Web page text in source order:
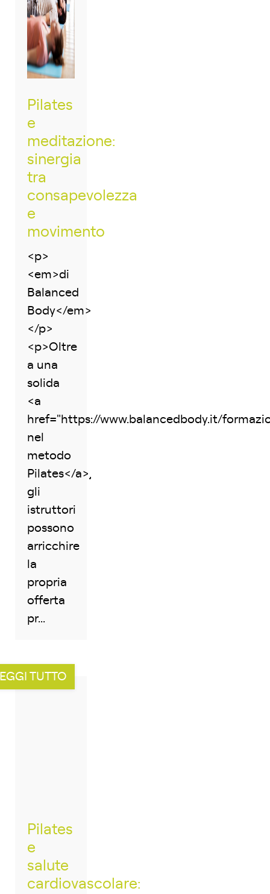
Pilates
e
meditazione:
sinergia
tra
consapevolezza
e
movimento
<p>
<em>di
Balanced
Body</em>
</p>
<p>Oltre
a una
solida
<a
href="https://www.balancedbody.it/
nel
metodo
Pilates</a>,
gli
istruttori
possono
arricchire
la
propria
offerta
pr...
TUTTO
Pilates
e
salute
cardiovascolare: